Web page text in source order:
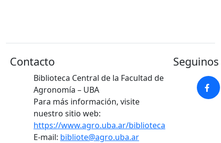
Contacto
Biblioteca Central de la Facultad de
Agronomía – UBA
Para más información, visite
nuestro sitio web:
https://www.agro.uba.ar/biblioteca
E-mail: bibliote@agro.uba.ar